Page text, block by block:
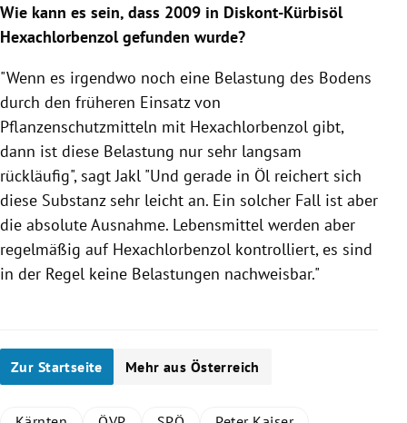
Wie kann es sein, dass 2009 in Diskont-Kürbisöl
Hexachlorbenzol gefunden wurde?
"Wenn es irgendwo noch eine Belastung des Bodens
durch den früheren Einsatz von
Pflanzenschutzmitteln mit Hexachlorbenzol gibt,
dann ist diese Belastung nur sehr langsam
rückläufig", sagtJakl "Und gerade in Öl reichert sich
diese Substanz sehr leicht an. Ein solcher Fall ist aber
die absolute Ausnahme. Lebensmittel werden aber
regelmäßig auf Hexachlorbenzol kontrolliert, es sind
in der Regel keine Belastungen nachweisbar."
Zur Startseite Mehr aus Österreich